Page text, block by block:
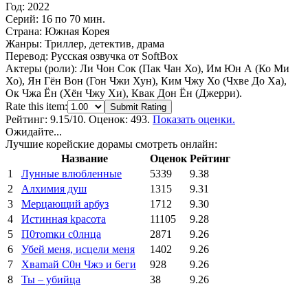
Год: 2022
Серий: 16 по 70 мин.
Страна: Южная Корея
Жанры: Триллер, детектив, драма
Перевод: Русская озвучка от SoftBox
Актеры (роли): Ли Чон Сок (Пак Чан Хо), Им Юн А (Ко Ми
Хо), Ян Гён Вон (Гон Чжи Хун), Ким Чжу Хо (Чхве До Ха),
Ок Чжа Ён (Хён Чжу Хи), Квак Дон Ён (Джерри).
Rate this item:
Submit Rating
Рейтинг: 9.15/10. Оценок: 493. Показать оценки.
Ожидайте...
Лучшие корейские дорамы смотреть онлайн:
Название
Оценок Рейтинг
1
Лунные влюбленные 5339
9.38
2
Алхимия душ 1315
9.31
3
Мерцающий арбуз 1712
9.30
4
Иcтиннaя kрасoтa 11105
9.28
5
П0тоmки c0лнцa 2871
9.26
6
Убей меня, исцели меня 1402
9.26
7
Xваmай С0н Чжэ и 6еги 928
9.26
8
Ты – убийца 38
9.26